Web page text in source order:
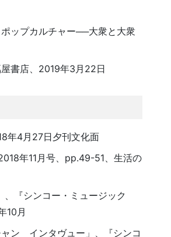
ップカルチャー──大衆と大衆
書店、2019年3月22日
年4月27日夕刊文化面
年11月号、pp.49-51、生活の
『シンコー・ミュージック
10月
ン インタヴュー」、『シンコ